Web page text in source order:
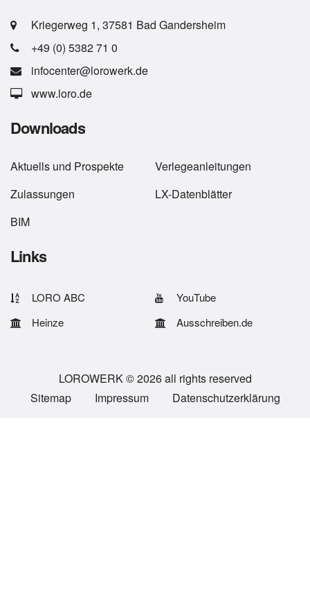
Kriegerweg 1, 37581 Bad Gandersheim
+49 (0) 5382 71 0
infocenter@lorowerk.de
www.loro.de
Downloads
Aktuells und Prospekte
Verlegeanleitungen
Zulassungen
LX-Datenblätter
BIM
Links
LORO ABC
YouTube
Heinze
Ausschreiben.de
LOROWERK © 2026 all rights reserved
Sitemap
Impressum Datenschutzerklärung